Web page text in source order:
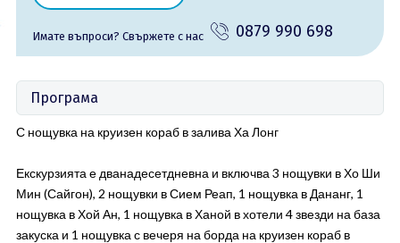
Имате въпроси? Cвържете с нас 0879 990 698
Програма
С нощувка на круизен кораб в залива Ха Лонг
Екскурзията е дванадесетдневна и включва 3 нощувки в Хо Ши
Мин (Сайгон), 2 нощувки в Сием Реап, 1 нощувка в Дананг, 1
нощувка в Хой Ан, 1 нощувка в Ханой в хотели 4 звезди на база
закуска и 1 нощувка с вечеря на борда на круизен кораб в